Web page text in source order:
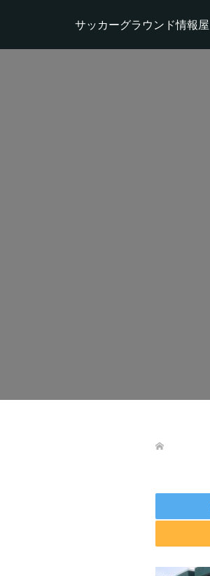
サッカーグラウンド情報屋